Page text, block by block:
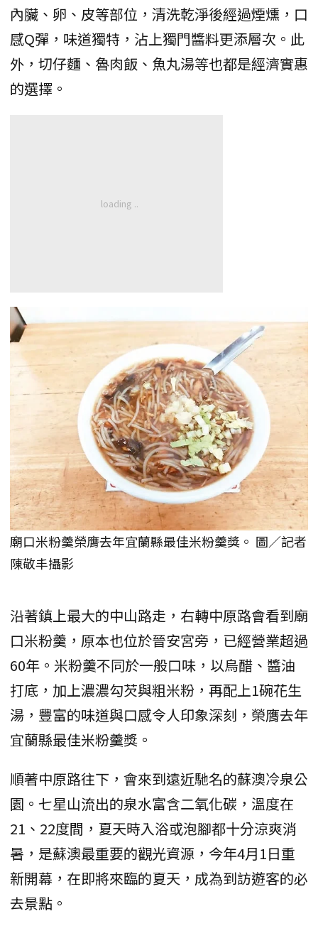
內臟、卵、皮等部位，清洗乾淨後經過煙燻，口
感Q彈，味道獨特，沾上獨門醬料更添層次。此
外，切仔麵、魯肉飯、魚丸湯等也都是經濟實惠
的選擇。
廟口米粉羹榮膺去年宜蘭縣最佳米粉羹獎。 圖／記者
陳敬丰攝影
沿著鎮上最大的中山路走，右轉中原路會看到廟
口米粉羹，原本也位於晉安宮旁，已經營業超過
60年。米粉羹不同於一般口味，以烏醋、醬油
打底，加上濃濃勾芡與粗米粉，再配上1碗花生
湯，豐富的味道與口感令人印象深刻，榮膺去年
宜蘭縣最佳米粉羹獎。
順著中原路往下，會來到遠近馳名的蘇澳冷泉公
園。七星山流出的泉水富含二氧化碳，溫度在
21、22度間，夏天時入浴或泡腳都十分涼爽消
暑，是蘇澳最重要的觀光資源，今年4月1日重
新開幕，在即將來臨的夏天，成為到訪遊客的必
去景點。